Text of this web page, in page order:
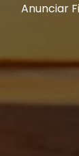
Anunciar